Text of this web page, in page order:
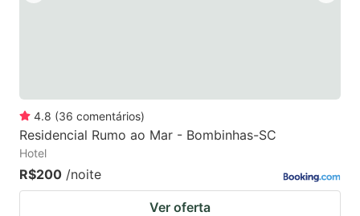
4.8 (36 comentários)
Residencial Rumo ao Mar - Bombinhas-SC
Hotel
R$200 /noite
Ver oferta